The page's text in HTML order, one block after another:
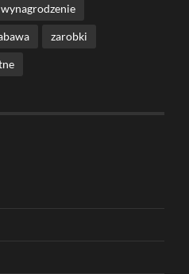
wynagrodzenie
zarobki